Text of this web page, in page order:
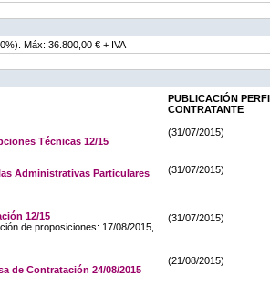
Máx: 36.800,00 € + IVA
PUBLICACIÓN
CONTRATANTE
Técnicas 12/15
(31/07/2015)
Administrativas Particulares
(31/07/2015)
12/15
de proposiciones: 17/08/2015,
(31/07/2015)
de Contratación 24/08/2015
(21/08/2015)